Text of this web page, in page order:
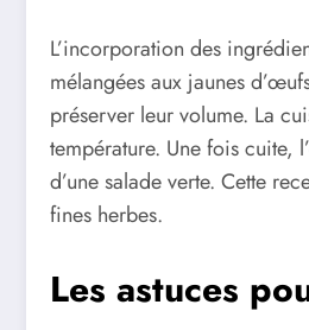
L’incorporation des
mélangées aux jaunes
préserver leur volume. La
température. Une fois cuite,
d’une salade verte. Cette
fines herbes.
Les astuces